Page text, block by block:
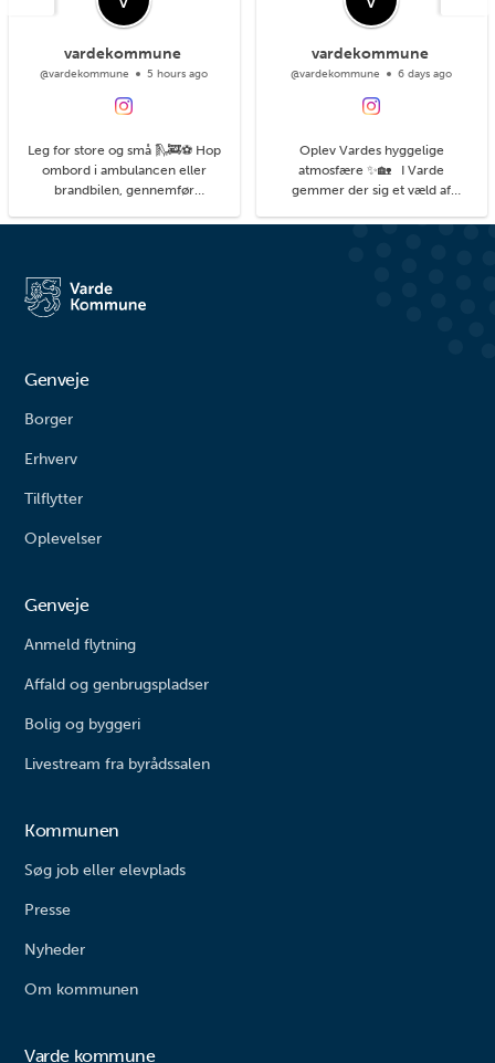
vardekommune
@vardekommune 5 hours ago
Leg for store og små 🛝🚒⚽ Hop
ombord i ambulancen eller
brandbilen, gennemfør
du kan. På legepladsen i
større børn. Her finder du alt fra
vipper og klatrestativ til
vardekommune
@vardekommune 6 days ago
Oplev Vardes hyggelige
atmosfære ✨🏡 I Varde
gemmer der sig et væld af
detaljer, du kan få øje på, når du
Genveje
Borger
Erhverv
Tilflytter
Oplevelser
Genveje
Anmeld flytning
Affald og genbrugspladser
Bolig og byggeri
Livestream fra byrådssalen
Kommunen
Søg job eller elevplads
Presse
Nyheder
Om kommunen
Varde kommune